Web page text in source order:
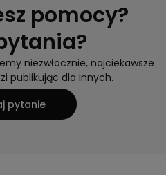
pomocy?
niezwłocznie, najciekawsze
publikując dla innych.
pytanie